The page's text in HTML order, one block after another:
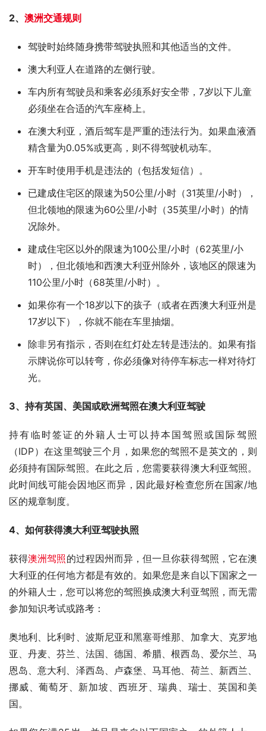
2、 澳洲交通规则
驾驶时始终随身携带驾驶执照和其他适当的文件。
澳大利亚人在道路的左侧行驶。
车内所有驾驶员和乘客必须系好安全带，7岁以下儿童
必须坐在合适的汽车座椅上。
在澳大利亚，酒后驾车是严重的违法行为。如果血液酒
精含量为0.05%或更高，则不得驾驶机动车。
开车时使用手机是违法的（包括发短信）。
已建成住宅区的限速为50公里/小时（31英里/小时），
但北领地的限速为60公里/小时（35英里/小时）的情
况除外。
建成住宅区以外的限速为100公里/小时（62英里/小
时），但北领地和西澳大利亚州除外，该地区的限速为
110公里/小时（68英里/小时）。
如果你有一个18岁以下的孩子（或者在西澳大利亚州是
17岁以下），你就不能在车里抽烟。
除非另有指示，否则在红灯处左转是违法的。如果有指
示牌说你可以转弯，你必须像对待停车标志一样对待灯
光。
3、持有英国、美国或欧洲驾照在澳大利亚驾驶
持有临时签证的外籍人士可以持本国驾照或国际驾照
（IDP）在这里驾驶三个月，如果您的驾照不是英文的，则
必须持有国际驾照。在此之后，您需要获得澳大利亚驾照。
此时间线可能会因地区而异，因此最好检查您所在国家/地
区的规章制度。
4、如何获得澳大利亚驾驶执照
获得澳洲驾照的过程因州而异，但一旦你获得驾照，它在澳
大利亚的任何地方都是有效的。如果您是来自以下国家之一
的外籍人士，您可以将您的驾照换成澳大利亚驾照，而无需
参加知识考试或路考：
奥地利、比利时、波斯尼亚和黑塞哥维那、加拿大、克罗地
亚、丹麦、芬兰、法国、德国、希腊、根西岛、爱尔兰、马
恩岛、意大利、泽西岛、卢森堡、马耳他、荷兰、新西兰、
挪威、葡萄牙、新加坡、西班牙、瑞典、瑞士、英国和美
国。